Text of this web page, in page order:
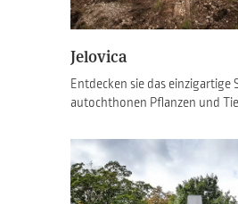
Jelovica
Entdecken sie das einzigartige
autochthonen Pflanzen und